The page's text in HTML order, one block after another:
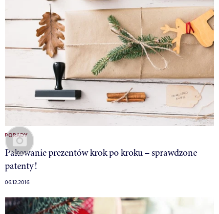
PORADY
Pakowanie prezentów krok po kroku – sprawdzone
patenty!
06.12.2016